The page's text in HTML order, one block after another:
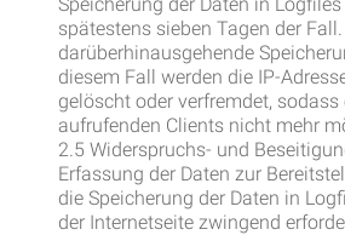
spätestens sieben Tagen der
darüberhinausgehende
diesem Fall werden die IP-
gelöscht oder verfremdet,
aufrufenden Clients nicht mehr
2.5 Widerspruchs- und
Erfassung der Daten zur
die Speicherung der Daten in
der Internetseite zwingend